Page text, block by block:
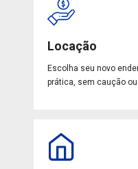
Locação
Escolha seu novo
prática, sem caução ou